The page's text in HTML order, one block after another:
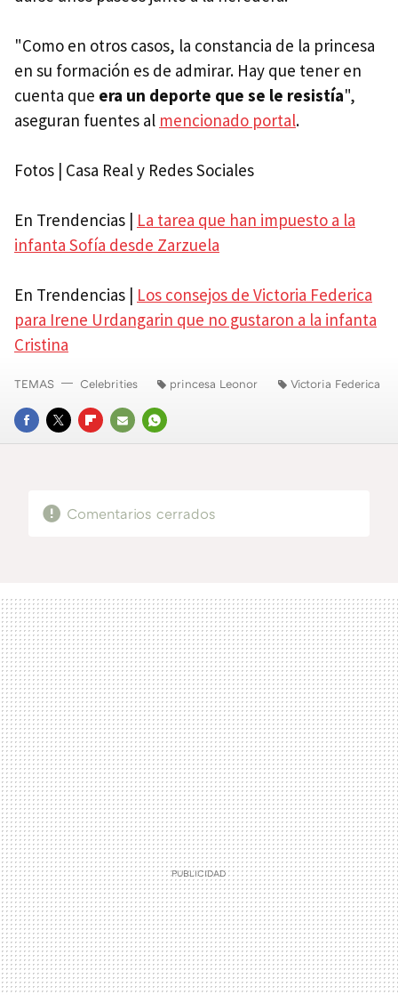
"Como en otros casos, la constancia de la princesa
en su formación es de admirar. Hay que tener en
cuenta que era un deporte que se le resistía",
aseguran fuentes al mencionado portal.
Fotos | Casa Real y Redes Sociales
En Trendencias | La tarea que han impuesto a la
infanta Sofía desde Zarzuela
En Trendencias | Los consejos de Victoria Federica
para Irene Urdangarin que no gustaron a la infanta
Cristina
FACEBOOK
TWITTERFLIPBOARD
E-
WHATSAPP
TEMAS Celebrities princesa Leonor Victoria Federica
Comentarios cerrados